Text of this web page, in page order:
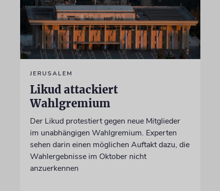
JERUSALEM
Likud attackiert
Wahlgremium
Der Likud protestiert gegen neue Mitglieder
im unabhängigen Wahlgremium. Experten
sehen darin einen möglichen Auftakt dazu, die
Wahlergebnisse im Oktober nicht
anzuerkennen